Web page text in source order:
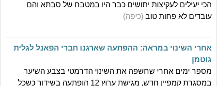
הכי יעילים לעקיצות יתושים כבר היו במטבח של סבתא והם
עובדים לא פחות טוב (כיפה)
אחרי השינוי במראה: ההפתעה שארגנו חברי הפאנל לגלית
גוטמן
מספר ימים אחרי שחשפה את השינוי הדרמטי בצבע השיער
במסגרת קמפיין חדש, מגישת ערוץ 12 הופתעה בשידור כשכל